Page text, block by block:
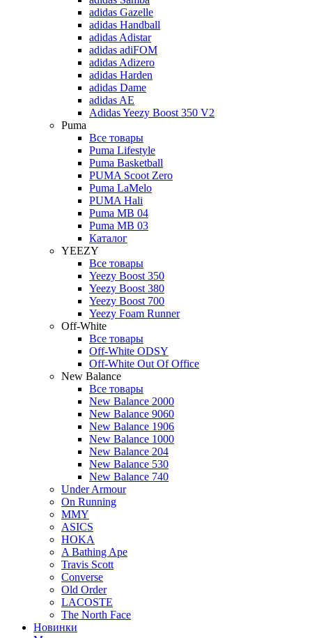
adidas Gazelle
adidas Handball
adidas Adistar
adidas adiFOM
adidas Adizero
adidas Harden
adidas Dame
adidas AE
Adidas Yeezy Boost 350 V2
Puma
Все товары
Puma Lifestyle
Puma Basketball
PUMA Scoot Zero
Puma LaMelo
PUMA Hali
Puma MB 04
Puma MB 03
Каталог
YEEZY
Все товары
Yeezy Boost 350
Yeezy Boost 380
Yeezy Boost 700
Yeezy Foam Runner
Off-White
Все товары
Off-White ODSY
Off-White Out Of Office
New Balance
Все товары
New Balance 2000
New Balance 9060
New Balance 1906
New Balance 1000
New Balance 204
New Balance 530
New Balance 740
Under Armour
On Running
MMY
ASICS
HOKA
A Bathing Ape
Travis Scott
Converse
Old Order
LACOSTE
The North Face
Новинки